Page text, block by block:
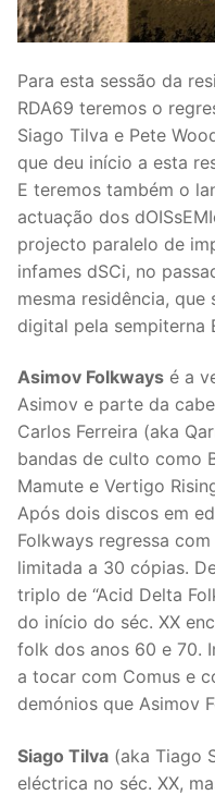
Para esta sessão da
RDA69 teremos o
Siago Tilva e Pete
que deu início a esta
E teremos também o
actuação dos
projecto paralelo de
infames dSCi, no
mesma residência,
digital pela sempiterna
Asimov Folkways é a
Asimov e parte da
Carlos Ferreira (aka
bandas de culto como
Mamute e Vertigo
Após dois discos em
Folkways regressa
limitada a 30 cópias.
triplo de “Acid Delta
do início do séc. XX
folk dos anos 60 e 70.
a tocar com Comus e
demónios que Asimov
Siago Tilva (aka Tiago
eléctrica no séc. XX,